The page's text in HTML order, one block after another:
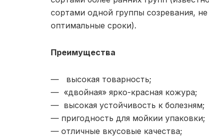
сортами одной группы созревания,
оптимальные сроки).
Преимущества
— высокая товарность;
— «двойная» ярко-красная кожура;
— высокая устойчивость к болезням;
— пригодность для мойкии упаковки;
— отличные вкусовые качества;